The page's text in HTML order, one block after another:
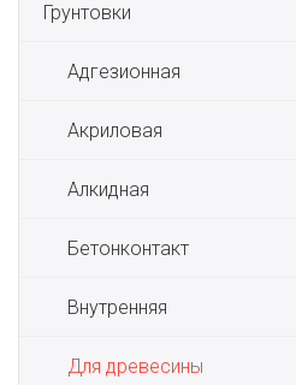
Грунтовки
Адгезионная
Акриловая
Алкидная
Бетонконтакт
Внутренняя
Для древесины